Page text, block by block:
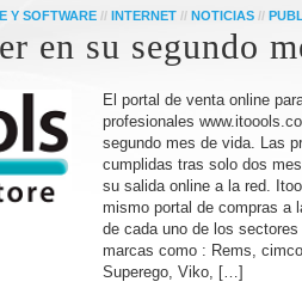
Y SOFTWARE // INTERNET // NOTICIAS //
en su segundo
El portal de venta online
profesionales
segundo mes de vida. Las
cumplidas tras solo dos
su salida online a la red.
mismo portal de compras a
de cada uno de los
marcas como : Rems,
Superego, Viko, […]